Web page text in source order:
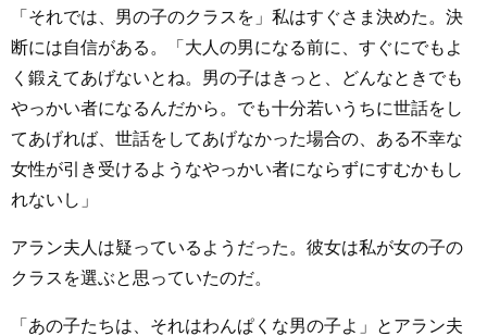
「それでは、男の子のクラスを」私はすぐさま決めた。決
断には自信がある。「大人の男になる前に、すぐにでもよ
く鍛えてあげないとね。男の子はきっと、どんなときでも
やっかい者になるんだから。でも十分若いうちに世話をし
てあげれば、世話をしてあげなかった場合の、ある不幸な
女性が引き受けるようなやっかい者にならずにすむかもし
れないし」
アラン夫人は疑っているようだった。彼女は私が女の子の
クラスを選ぶと思っていたのだ。
「あの子たちは、それはわんぱくな男の子よ」とアラン夫